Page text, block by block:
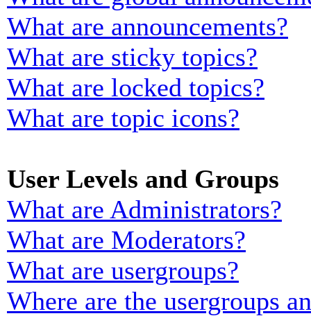
What are announcements?
What are sticky topics?
What are locked topics?
What are topic icons?
User Levels and Groups
What are Administrators?
What are Moderators?
What are usergroups?
Where are the usergroups